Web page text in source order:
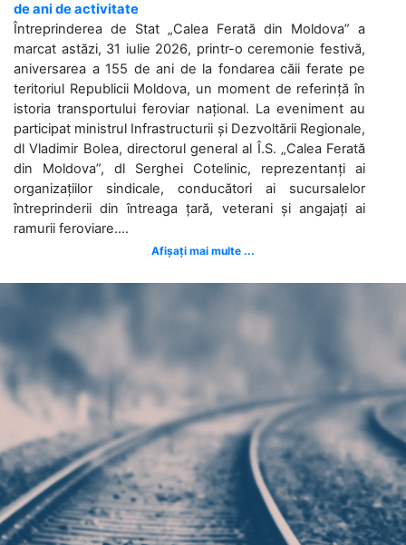
de ani de activitate
Întreprinderea de Stat „Calea Ferată din Moldova” a
marcat astăzi, 31 iulie 2026, printr-o ceremonie festivă,
aniversarea a 155 de ani de la fondarea căii ferate pe
teritoriul Republicii Moldova, un moment de referință în
istoria transportului feroviar național. La eveniment au
participat ministrul Infrastructurii și Dezvoltării Regionale,
dl Vladimir Bolea, directorul general al Î.S. „Calea Ferată
din Moldova”, dl Serghei Cotelinic, reprezentanți ai
organizațiilor sindicale, conducători ai sucursalelor
întreprinderii din întreaga țară, veterani și angajați ai
ramurii feroviare....
Afișați mai multe ...